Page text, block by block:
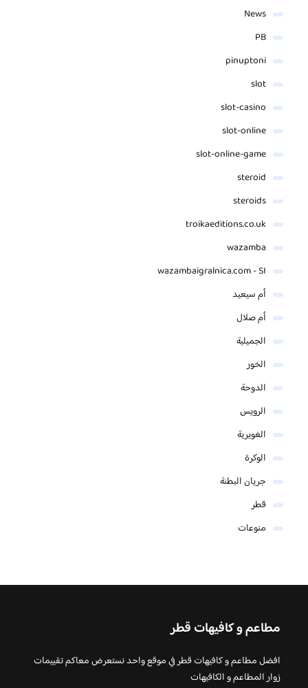
News
PB
pinuptoni
slot
slot-casino
slot-online
slot-online-game
steroid
steroids
troikaeditions.co.uk
wazamba
wazambaigralnica.com - SI
أم سيعيد
أم صلال
الجميلية
الخور
الدوحة
الرويس
الغويرية
الوكرة
جريان البطنة
قطر
منوعات
مطاعم و كافيهات قطر
افضل مطاعم و كافيهات قطر في موقع واحد نستعرض معاكم تقييمات
زوار المطاعم و الكافيهات